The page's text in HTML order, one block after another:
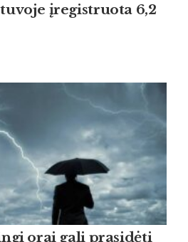
įregistruota 6,2
orai gali prasidėti